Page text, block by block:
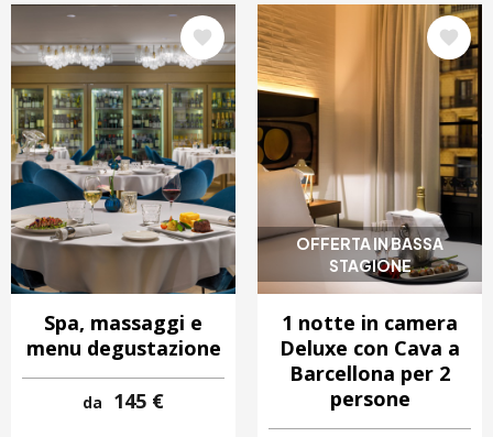
Immagine
Spa, massaggi e
menu degustazione
da 145 €
OFFERTA IN BASSA
STAGIONE
Immagine
1 notte in camera
Deluxe con Cava a
Barcellona per 2
persone